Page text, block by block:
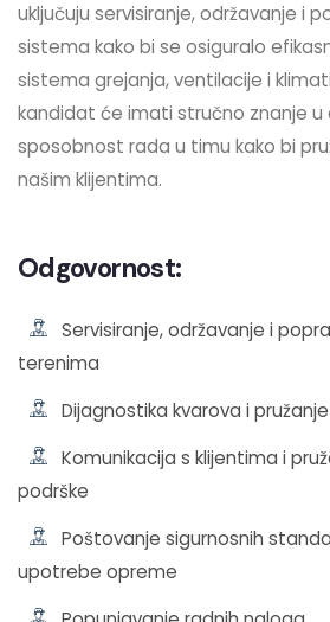
uključuju servisiranje, održavanje i
sistema kako bi se osiguralo
sistema grejanja, ventilacije i
kandidat će imati stručno znanje u
sposobnost rada u timu kako bi
našim klijentima.
Odgovornost:
Servisiranje, održavanje i
terenima
Dijagnostika kvarova i
Komunikacija s klijentima i
podrške
Poštovanje sigurnosnih
upotrebe opreme